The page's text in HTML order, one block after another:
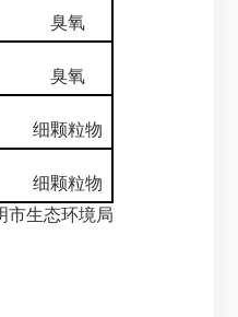
臭氧
臭氧
细颗粒物
细颗粒物
市生态环境局